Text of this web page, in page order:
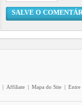
SALVE O
| Affiliate | Mapa do Site | Entre